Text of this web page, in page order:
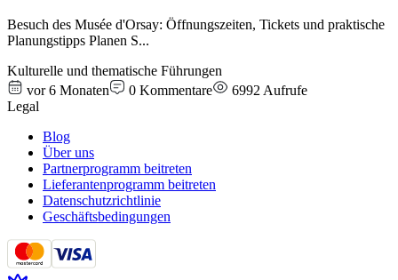
Besuch des Musée d'Orsay: Öffnungszeiten, Tickets und praktische
Planungstipps Planen S...
Kulturelle und thematische Führungen
vor 6 Monaten
0 Kommentare 6992 Aufrufe
Legal
Blog
Über uns
Partnerprogramm beitreten
Lieferantenprogramm beitreten
Datenschutzrichtlinie
Geschäftsbedingungen